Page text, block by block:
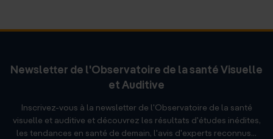
Newsletter de l'Observatoire de la santé Visuelle
et Auditive
Inscrivez-vous à la newsletter de l'Observatoire de la santé
visuelle et auditive et découvrez les résultats d'études inédites,
les tendances en santé de demain, l'avis d'experts reconnus...